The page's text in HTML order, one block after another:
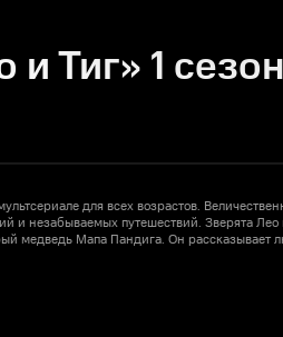
Тиг» 1
для всех возрастов.
и незабываемых путешествий. Зверята Лео
медведь Мапа Пандига. Он рассказывает
пещере, о смене времён года. Лео и Тигу